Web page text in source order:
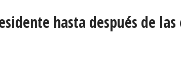
hasta después de